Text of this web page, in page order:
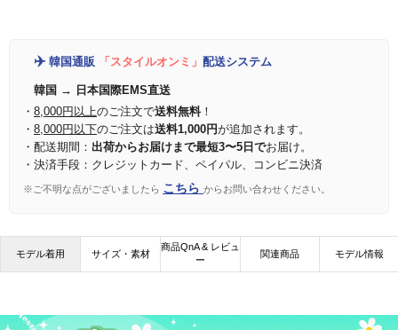
✈️ 韓国通販 「スタイルオンミ」 配送システム
韓国 → 日本国際EMS直送
・ 8,000円以上のご注文で送料無料！
・ 8,000円以下のご注文は送料1,000円が追加されます。
・配送期間： 出荷からお届けまで最短3〜5日でお届け。
・決済手段：クレジットカード、ペイパル、コンビニ決済
※ご不明な点がございましたら こちら からお問い合わせください。
モデル着用 サイズ・素材
商品QnA & レビュ
ー
関連商品 モデル情報